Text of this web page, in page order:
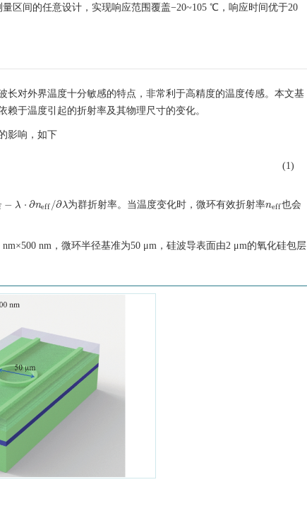
区间的任意设计，实现响应范围覆盖−20~105 ℃，响应时间优于20
对外界温度十分敏感的特点，非常利于高精度的温度传感。本文基
于温度引起的折射率及其物理尺寸的变化。
影响，如下
(1)
− λ ⋅ ∂neff /∂λ
⋅∂ ne f /∂λ 为群折射率。当温度变化时，微环有效折射率neff
neff也会
nm，微环半径基准为50 μm，硅波导表面由2 μm的氧化硅包层